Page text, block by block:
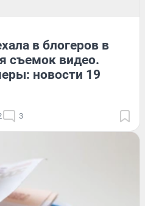
в блогеров в
съемок видео.
новости 19
3